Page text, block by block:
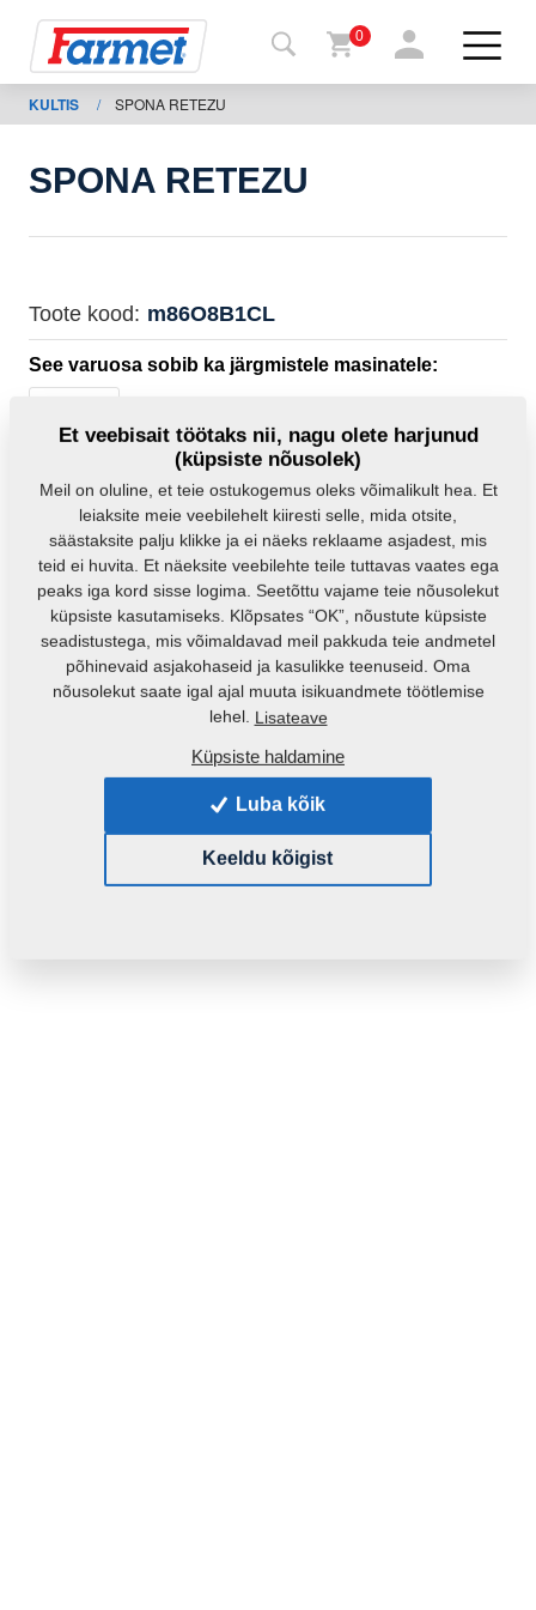
Farmeti
masinad
Allalaadimiseks
0
KULTIS / SPONA RETEZU
SPONA RETEZU
Toote kood: m86O8B1CL
See varuosa sobib ka järgmistele masinatele:
0,0000 Kg
Et veebisait töötaks nii, nagu olete harjunud
(küpsiste nõusolek)
Meil on oluline, et teie ostukogemus oleks võimalikult hea. Et
leiaksite meie veebilehelt kiiresti selle, mida otsite,
säästaksite palju klikke ja ei näeks reklaame asjadest, mis
teid ei huvita. Et näeksite veebilehte teile tuttavas vaates ega
peaks iga kord sisse logima. Seetõttu vajame teie nõusolekut
küpsiste kasutamiseks. Klõpsates “OK”, nõustute küpsiste
seadistustega, mis võimaldavad meil pakkuda teie andmetel
põhinevaid asjakohaseid ja kasulikke teenuseid. Oma
nõusolekut saate igal ajal muuta isikuandmete töötlemise
lehel. Lisateave
Küpsiste haldamine
Luba kõik
Keeldu kõigist